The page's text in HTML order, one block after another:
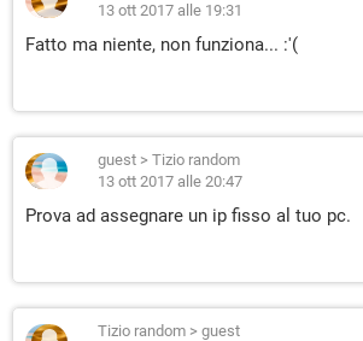
13 ott 2017 alle 19:31
Fatto ma niente, non funziona... :'(
guest > Tizio random
13 ott 2017 alle 20:47
Prova ad assegnare un ip fisso al tuo pc.
Tizio random > guest